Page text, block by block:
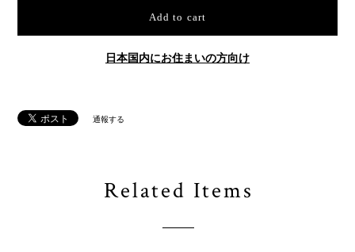
Add to cart
日本国内にお住まいの方向け
通報する
Related Items